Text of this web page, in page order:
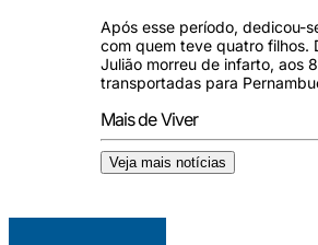
Após esse período, dedicou-
com quem teve quatro filhos.
Julião morreu de infarto, aos
transportadas para
Mais de Viver
Veja mais notícias